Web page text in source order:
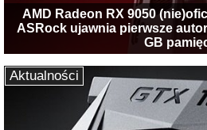
AMD Radeon RX 9050
ASRock ujawnia pierwsze
GB
Aktualności